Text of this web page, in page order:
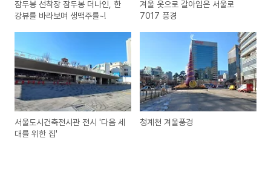
잠두봉 선착장 잠두봉 더나인, 한
강뷰를 바라보며 생맥주를~!
겨울 옷으로 갈아입은 서울로
7017 풍경
서울도시건축전시관 전시 '다음 세
대를 위한 집'
청계천 겨울풍경